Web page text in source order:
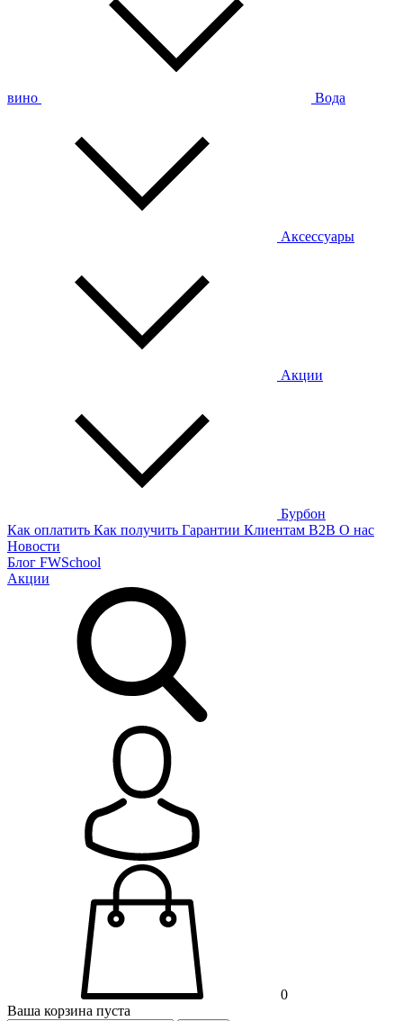
вино Вода
Аксессуары
Акции
Бурбон
Как оплатить Как получить Гарантии Клиентам B2B О нас
Новости
Блог FWSchool
Акции
0
Ваша корзина пуста